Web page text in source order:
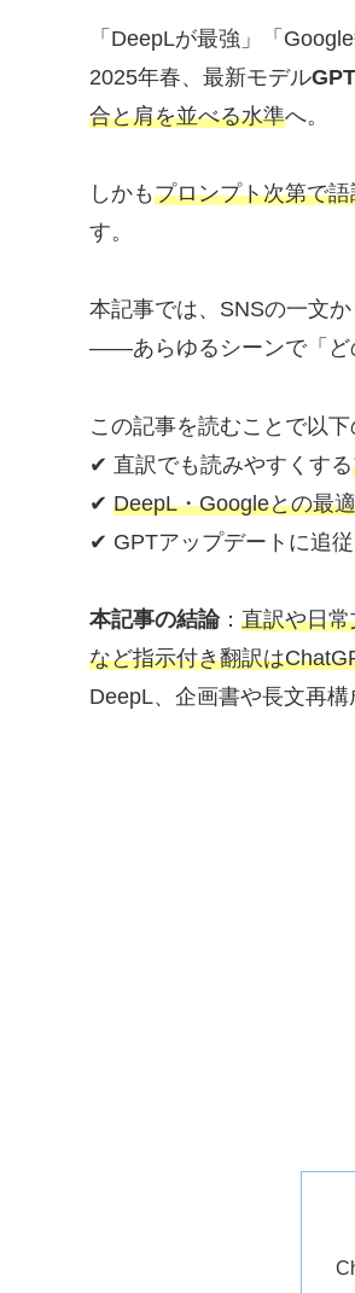
「DeepLが最強」「
2025年春、最新モデル
合と肩を並べる水準へ。
しかもプロンプト次第で
す。
本記事では、SNSの一文
――あらゆるシーンで「ど
この記事を読むことで以下
✔ 直訳でも読みやすくする
✔ DeepL・Googleとの最
✔ GPTアップデートに追
本記事の結論： 直訳や日
など指示付き翻訳は
DeepL、企画書や長文再構